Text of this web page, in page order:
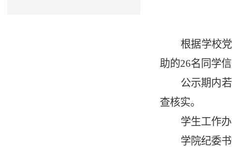
根据学校
助的26名同学
公示期内
查核实。
学生工作办
学院纪委书